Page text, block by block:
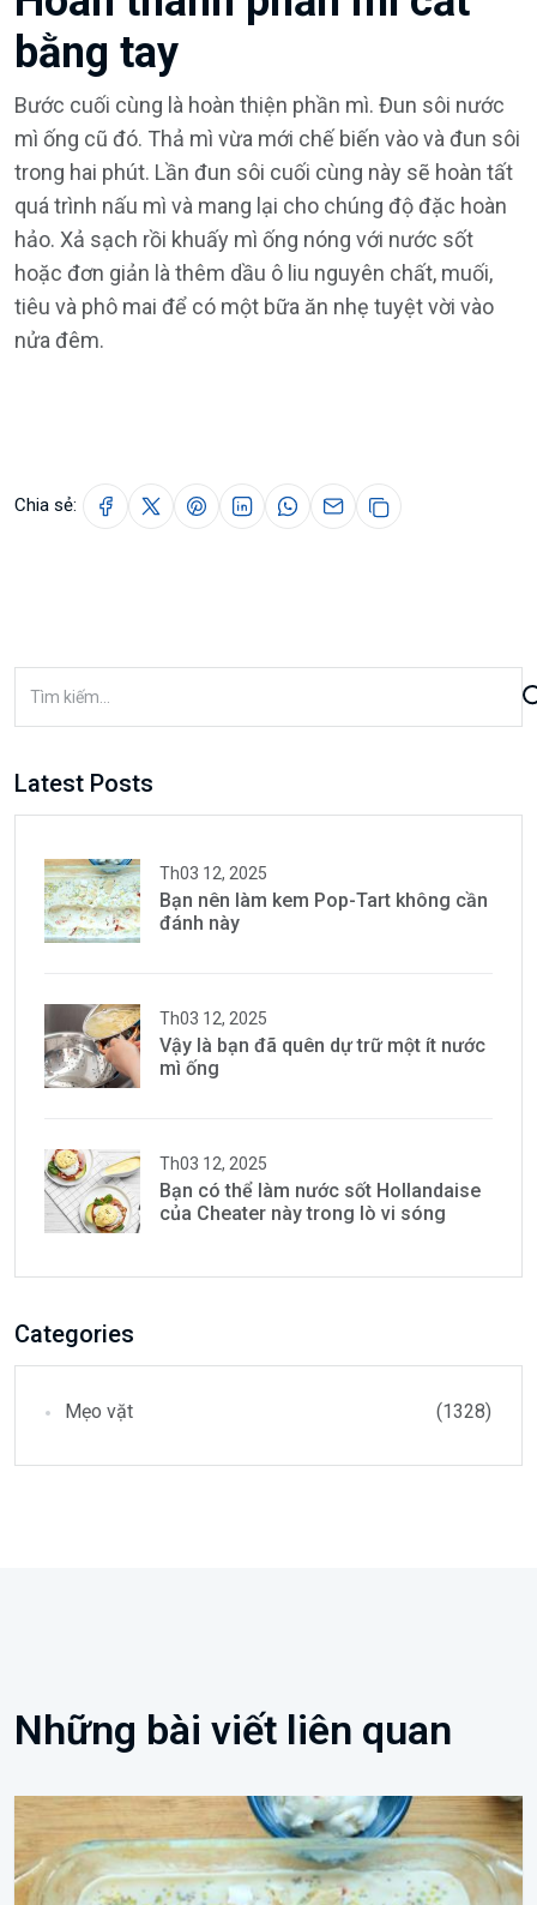
bằng tay
Bước cuối cùng là hoàn thiện phần mì. Đun sôi nước
mì ống cũ đó. Thả mì vừa mới chế biến vào và đun sôi
trong hai phút. Lần đun sôi cuối cùng này sẽ hoàn tất
quá trình nấu mì và mang lại cho chúng độ đặc hoàn
hảo. Xả sạch rồi khuấy mì ống nóng với nước sốt
hoặc đơn giản là thêm dầu ô liu nguyên chất, muối,
tiêu và phô mai để có một bữa ăn nhẹ tuyệt vời vào
nửa đêm.
Chia sẻ:
Latest Posts
Th03 12, 2025
Bạn nên làm kem Pop-Tart không cần
đánh này
Th03 12, 2025
Vậy là bạn đã quên dự trữ một ít nước
mì ống
Th03 12, 2025
Bạn có thể làm nước sốt Hollandaise
của Cheater này trong lò vi sóng
Categories
Mẹo vặt (1328)
Những bài viết liên quan